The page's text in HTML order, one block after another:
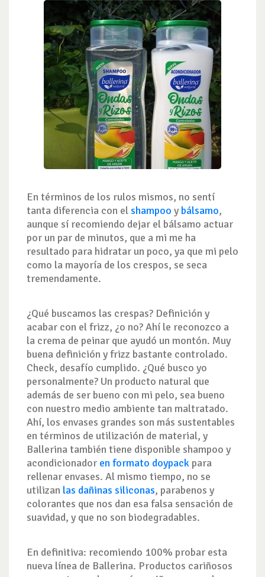
En términos de los rulos mismos, no sentí
tanta diferencia con elshampoo y bálsamo,
aunque sí recomiendo dejar el bálsamo actuar
por un par de minutos, que a mi me ha
resultado para hidratar un poco, ya que mi pelo
como la mayoría de los crespos, se seca
tremendamente.
¿Qué buscamos las crespas? Definición y
acabar con el frizz, ¿o no? Ahí le reconozco a
la crema de peinar que ayudó un montón. Muy
buena definición y frizz bastante controlado.
Check, desafío cumplido. ¿Qué busco yo
personalmente? Un producto natural que
además de ser bueno con mi pelo, sea bueno
con nuestro medio ambiente tan maltratado.
Ahí, los envases grandes son más sustentables
en términos de utilización de material, y
Ballerina también tiene disponible shampoo y
acondicionador en formato doypack para
rellenar envases. Al mismo tiempo, no se
utilizan las dañinas siliconas, parabenos y
colorantes que nos dan esa falsa sensación de
suavidad, y que no son biodegradables.
En definitiva: recomiendo 100% probar esta
nueva línea de Ballerina. Productos cariñosos